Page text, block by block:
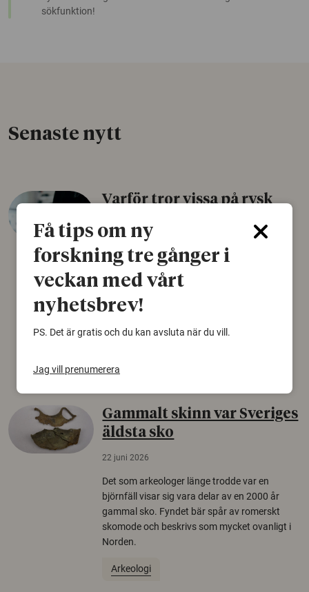
sökfunktion!
Senaste nytt
Varför tror vissa på rysk
30 juli 2026
Personer som är mer benägna att tro på
konspirationsteorier är ofta mer mottagliga
för rysk desinformation. Det visar en studie
från Försvarshögskolan med deltagare i fyra
europeiska länder.
Gammalt skinn var Sveriges
äldsta sko
22 juni 2026
Det som arkeologer länge trodde var en
björnfäll visar sig vara delar av en 2000 år
gammal sko. Fyndet bär spår av romerskt
skomode och beskrivs som mycket ovanligt i
Norden.
Arkeologi
Få tips om ny
forskning tre gånger i
veckan med vårt
nyhetsbrev!
PS. Det är gratis och du kan avsluta när du vill.
Jag vill prenumerera